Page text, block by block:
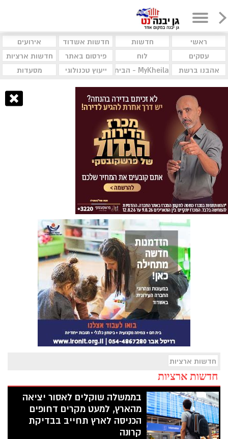
ראשי חדשות חדשות אשדוד
אירועים
עסקים
לוח פירסום באתר
חדשות ארציות
אהבנו ברשת
MyKheila - הבית לעסקים וקהילות ייעוץ טכנולוגי מסעדות
חדשות ארציות
חדשות ארציות
בממשלה שוקלים לאסור יציאה
מהארץ, למעט מקרים דחופים
הכניסה לארץ תחייב בבדיקת
קרונה